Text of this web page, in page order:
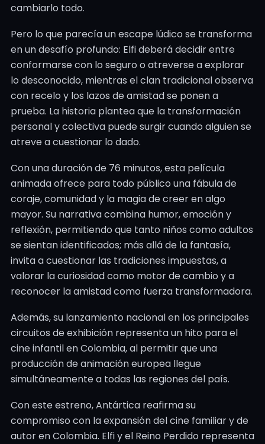
cambiarlo todo.
Pero lo que parecía un escape lúdico se transforma
en un desafío profundo: Elfi deberá decidir entre
conformarse con lo seguro o atreverse a explorar
lo desconocido, mientras el clan tradicional observa
con recelo y los lazos de amistad se ponen a
prueba. La historia plantea que la transformación
personal y colectiva puede surgir cuando alguien se
atreve a cuestionar lo dado.
Con una duración de 76 minutos, esta película
animada ofrece para todo público una fábula de
coraje, comunidad y la magia de creer en algo
mayor. Su narrativa combina humor, emoción y
reflexión, permitiendo que tanto niños como adultos
se sientan identificados; más allá de la fantasía,
invita a cuestionar las tradiciones impuestas, a
valorar la curiosidad como motor de cambio y a
reconocer la amistad como fuerza transformadora.
Además, su lanzamiento nacional en los principales
circuitos de exhibición representa un hito para el
cine infantil en Colombia, al permitir que una
producción de animación europea llegue
simultáneamente a todas las regiones del país.
Con este estreno, Antártica reafirma su
compromiso con la expansión del cine familiar y de
autor en Colombia. Elfi y el Reino Perdido representa